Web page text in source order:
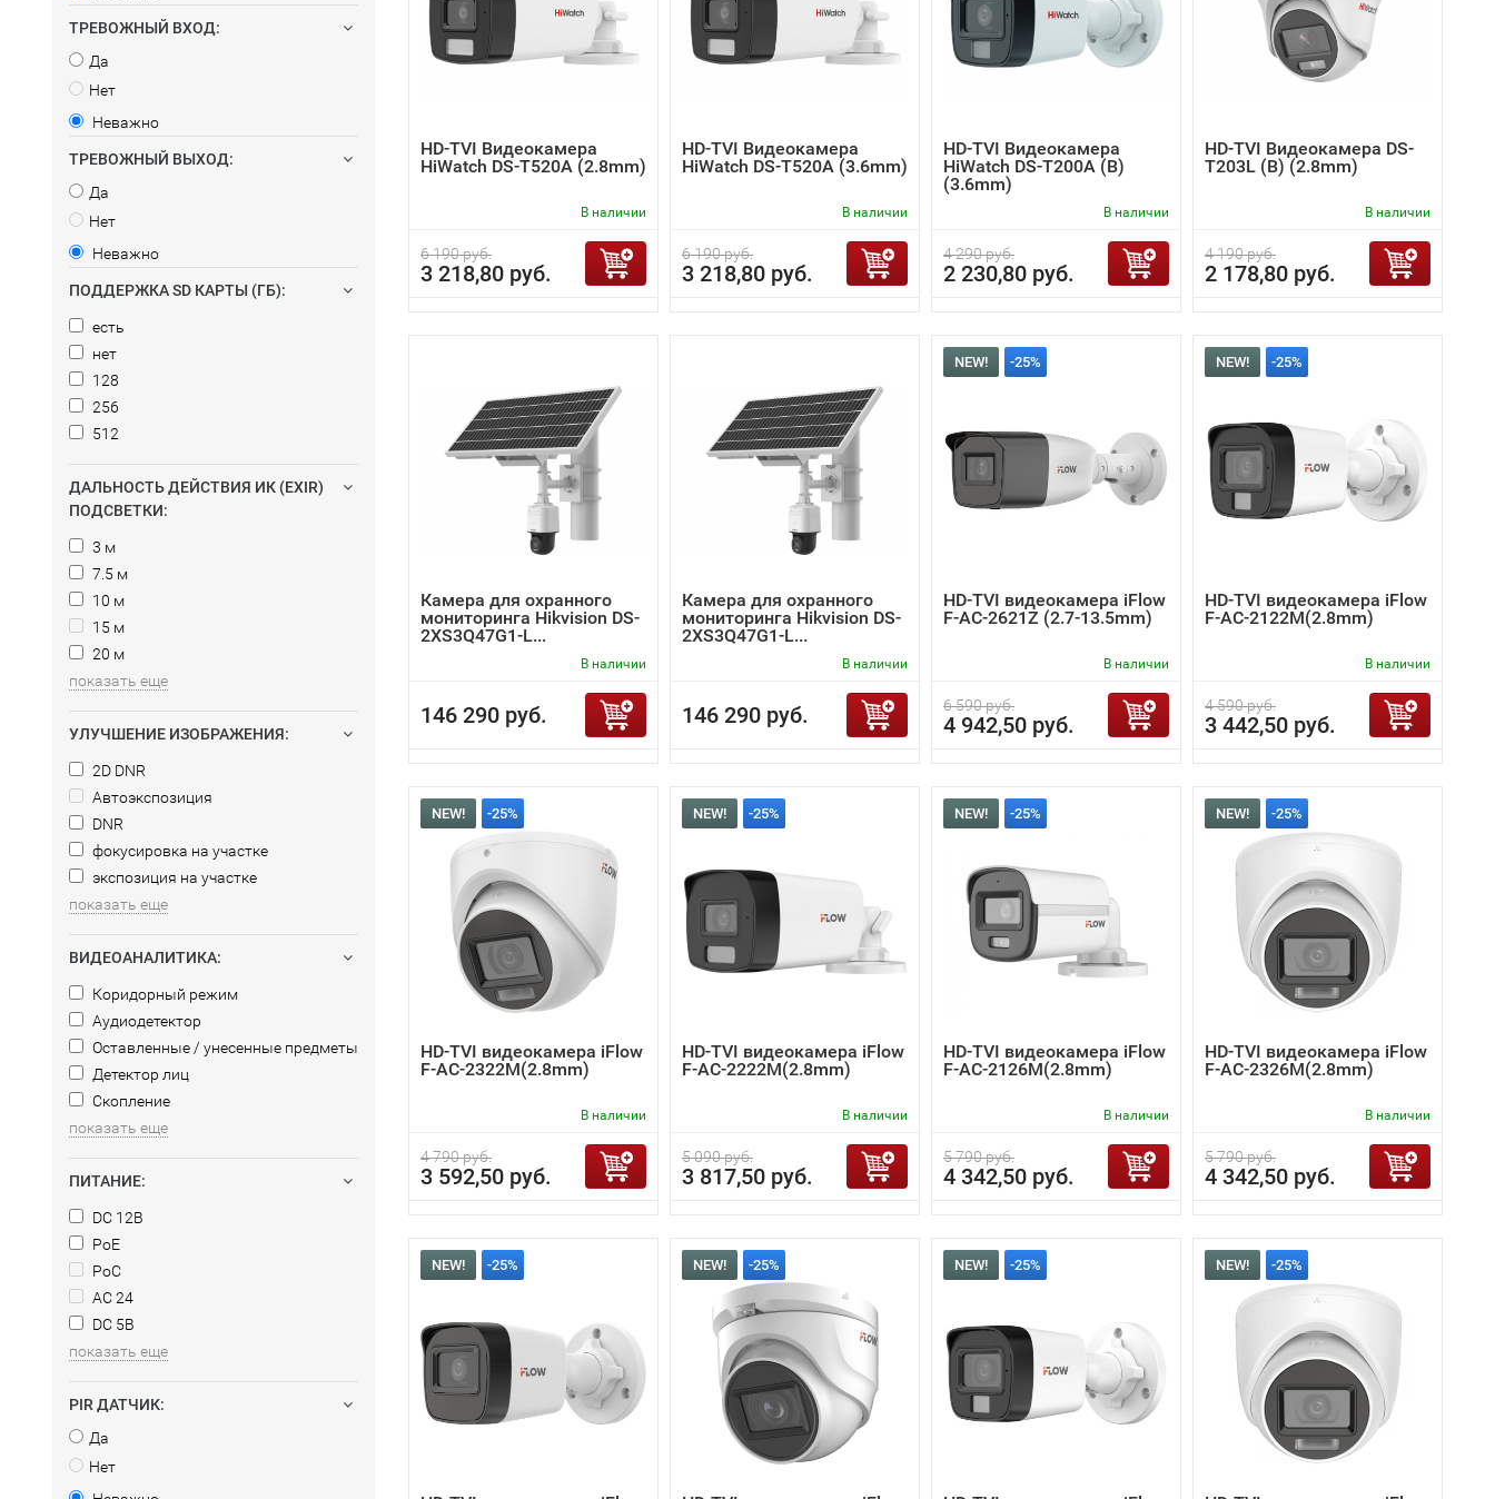
ТРЕВОЖНЫЙ ВХОД:
Да
Нет
Неважно
ТРЕВОЖНЫЙ ВЫХОД:
Да
Нет
Неважно
ПОДДЕРЖКА SD КАРТЫ (ГБ):
есть
нет
128
256
512
ДАЛЬНОСТЬ ДЕЙСТВИЯ ИК (EXIR)
ПОДСВЕТКИ:
3 м
7.5 м
10 м
15 м
20 м
показать еще
УЛУЧШЕНИЕ ИЗОБРАЖЕНИЯ:
2D DNR
Автоэкспозиция
DNR
фокусировка на участке
экспозиция на участке
показать еще
ВИДЕОАНАЛИТИКА:
Коридорный режим
Аудиодетектор
Оставленные / унесенные предметы
Детектор лиц
Скопление
показать еще
ПИТАНИЕ:
DC 12В
PoE
PoC
AC 24
DC 5В
показать еще
PIR ДАТЧИК:
Да
Нет
HD-TVI Видеокамера
HiWatch DS-T520A (2.8mm)
В наличии
6 190 руб.
3 218,80 руб.
HD-TVI Видеокамера
HiWatch DS-T520A (3.6mm)
В наличии
6 190 руб.
3 218,80 руб.
HD-TVI Видеокамера
HiWatch DS-T200A (B)
(3.6mm)
В наличии
4 290 руб.
2 230,80 руб.
HD-TVI Видеокамера DS-
T203L (B) (2.8mm)
В наличии
4 190 руб.
2 178,80 руб.
Камера для охранного
мониторинга Hikvision DS-
2XS3Q47G1-L...
В наличии
146 290 руб.
Камера для охранного
мониторинга Hikvision DS-
2XS3Q47G1-L...
В наличии
146 290 руб.
NEW! -25%
HD-TVI видеокамера iFlow
F-AC-2621Z (2.7-13.5mm)
В наличии
6 590 руб.
4 942,50 руб.
NEW! -25%
HD-TVI видеокамера iFlow
F-AC-2122M(2.8mm)
В наличии
4 590 руб.
3 442,50 руб.
NEW! -25%
HD-TVI видеокамера iFlow
F-AC-2322M(2.8mm)
В наличии
4 790 руб.
3 592,50 руб.
NEW! -25%
HD-TVI видеокамера iFlow
F-AC-2222M(2.8mm)
В наличии
5 090 руб.
3 817,50 руб.
NEW! -25%
HD-TVI видеокамера iFlow
F-AC-2126M(2.8mm)
В наличии
5 790 руб.
4 342,50 руб.
NEW! -25%
HD-TVI видеокамера iFlow
F-AC-2326M(2.8mm)
В наличии
5 790 руб.
4 342,50 руб.
NEW! -25% NEW! -25% NEW! -25% NEW! -25%